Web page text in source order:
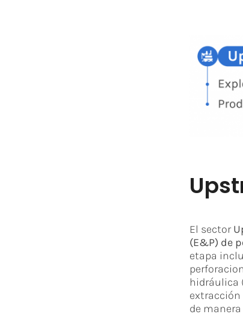
El sector
(E&P) de
etapa
hidráulica
extracción
de